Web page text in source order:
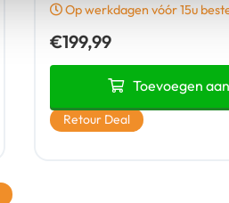
Op werkdagen vóór 15u
€199,99
Toevoegen
Retour Deal